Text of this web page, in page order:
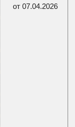
от 07.04.2026